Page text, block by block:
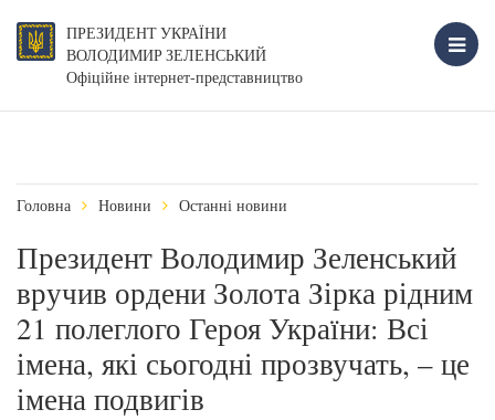
ПРЕЗИДЕНТ УКРАЇНИ
ВОЛОДИМИР ЗЕЛЕНСЬКИЙ
Офіційне інтернет-представництво
Головна Новини Останні новини
Президент Володимир Зеленський
вручив ордени Золота Зірка рідним
21 полеглого Героя України: Всі
імена, які сьогодні прозвучать, – це
імена подвигів